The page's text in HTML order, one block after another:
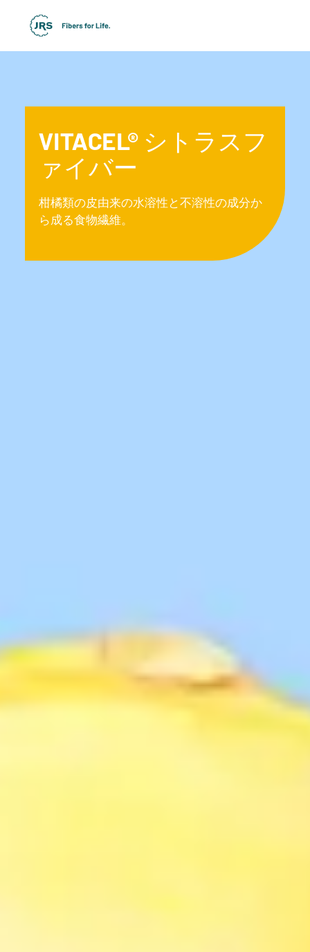
VITACEL® シトラスフ
ァイバー
柑橘類の皮由来の水溶性と不溶性の成分か
ら成る食物繊維。